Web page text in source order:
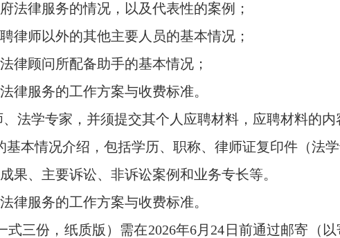
律服务的情况，以及代表性的案例；
师以外的其他主要人员的基本情况；
顾问所配备助手的基本情况；
服务的工作方案与收费标准。
学专家，并须提交其个人应聘材料，应聘材料的内
情况介绍，包括学历、职称、律师证复印件（法学
、主要诉讼、非诉讼案例和业务专长等。
服务的工作方案与收费标准。
份，纸质版）需在2026年6月24日前通过邮寄（